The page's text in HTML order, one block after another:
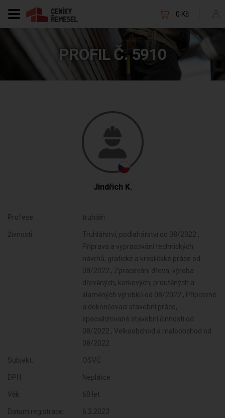
0 Kč
PROFIL Č. 5910
Jindřich K.
Profese: truhláři
Živnosti:
Truhlářství, podlahářství od 08/2022 ,
Příprava a vypracování technických
návrhů, grafické a kresličské práce od
08/2022 , Zpracování dřeva, výroba
dřevěných, korkových, proutěných a
slaměných výrobků od 08/2022 , Přípravné
a dokončovací stavební práce,
specializované stavební činnosti od
08/2022 , Velkoobchod a maloobchod od
08/2022
Subjekt: OSVČ
DPH: Neplátce
Věk: 60 let
Datum registrace: 6.2.2023